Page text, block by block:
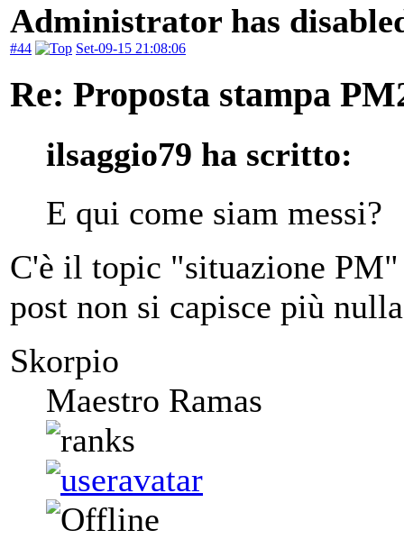
Administrator has
#44 Set-09-15 21:08:06
Re: Proposta stampa
ilsaggio79 ha scritto:
E qui come siam messi?
C'è il topic "situazione
post non si capisce più
Skorpio
Maestro Ramas